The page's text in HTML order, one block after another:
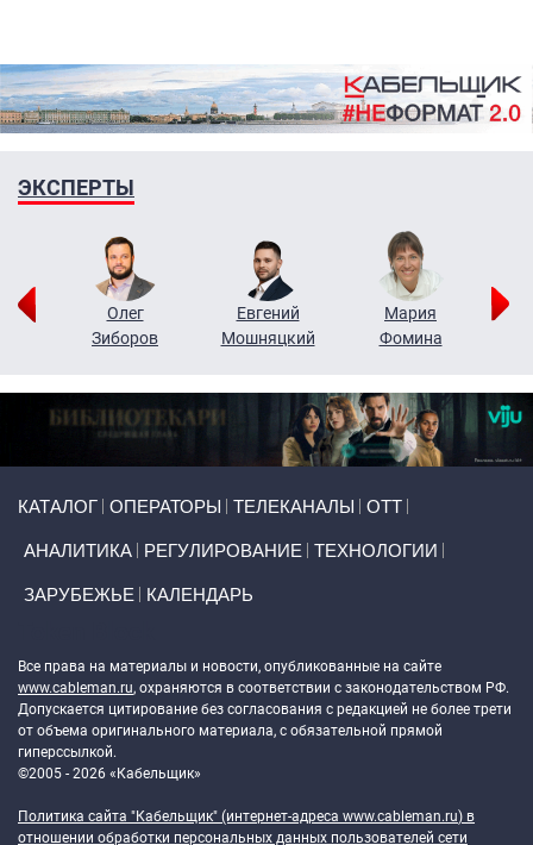
ЭКСПЕРТЫ
Олег
Зиборов
Евгений
Мошняцкий
Мария
Фомина
КАТАЛОГ ОПЕРАТОРЫ ТЕЛЕКАНАЛЫ ОТТ
АНАЛИТИКА РЕГУЛИРОВАНИЕ ТЕХНОЛОГИИ
ЗАРУБЕЖЬЕ КАЛЕНДАРЬ
Все права на материалы и новости, опубликованные на сайте
www.cableman.ru, охраняются в соответствии с законодательством РФ.
Допускается цитирование без согласования с редакцией не более трети
от объема оригинального материала, с обязательной прямой
гиперссылкой.
©2005 - 2026 «Кабельщик»
Политика сайта "Кабельщик" (интернет-адреса www.cableman.ru) в
отношении обработки персональных данных пользователей сети